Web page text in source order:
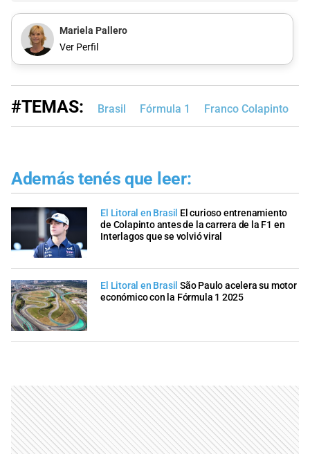
Mariela Pallero
Ver Perfil
#TEMAS: Brasil Fórmula 1 Franco Colapinto
Además tenés que leer:
El Litoral en Brasil El curioso entrenamiento
de Colapinto antes de la carrera de la F1 en
Interlagos que se volvió viral
El Litoral en Brasil São Paulo acelera su motor
económico con la Fórmula 1 2025